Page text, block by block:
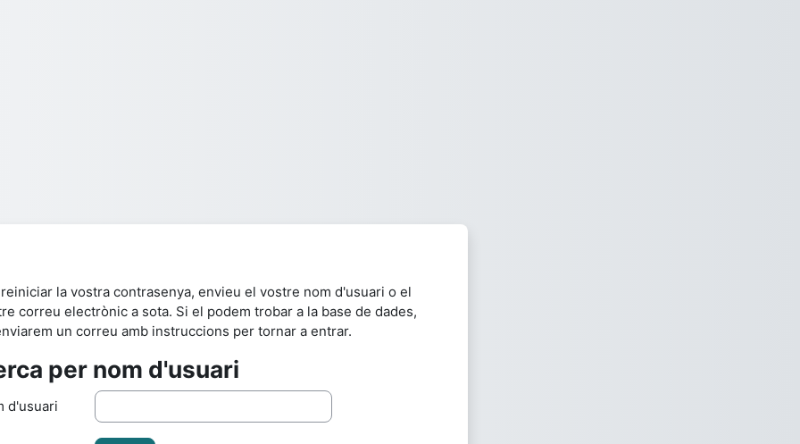
la vostra contrasenya, envieu el vostre nom d'usuari o el
correu electrònic a sota. Si el podem trobar a la base de dades,
un correu amb instruccions per tornar a entrar.
per nom d'usuari
per nom d'usuari
d'usuari